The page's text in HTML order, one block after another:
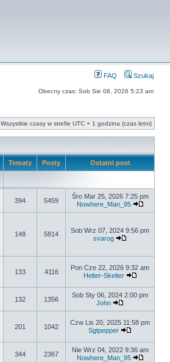
FAQ Szukaj
Obecny czas: Sob Sie 08, 2026 5:23 am
Wszystkie czasy w strefie UTC + 1 godzina (czas letni)
Tematy Posty Ostatni post
394 5459
Śro Mar 25, 2026 7:25 pm
Nowhere_Man_95
148 5814
Sob Wrz 07, 2024 9:56 pm
svarog
133 4116
Pon Cze 22, 2026 9:32 am
Helter-Skelter
132 1356
Sob Sty 06, 2024 2:00 pm
John
201 1042
Czw Lis 20, 2025 11:58 pm
Sgtpepper
344 2367
Nie Wrz 04, 2022 9:36 am
Nowhere_Man_95